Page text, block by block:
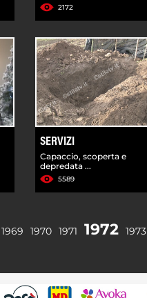
2172
SERVIZI
Capaccio, scoperta e
depredata ...
5589
1969 1970 1971 1972 1973